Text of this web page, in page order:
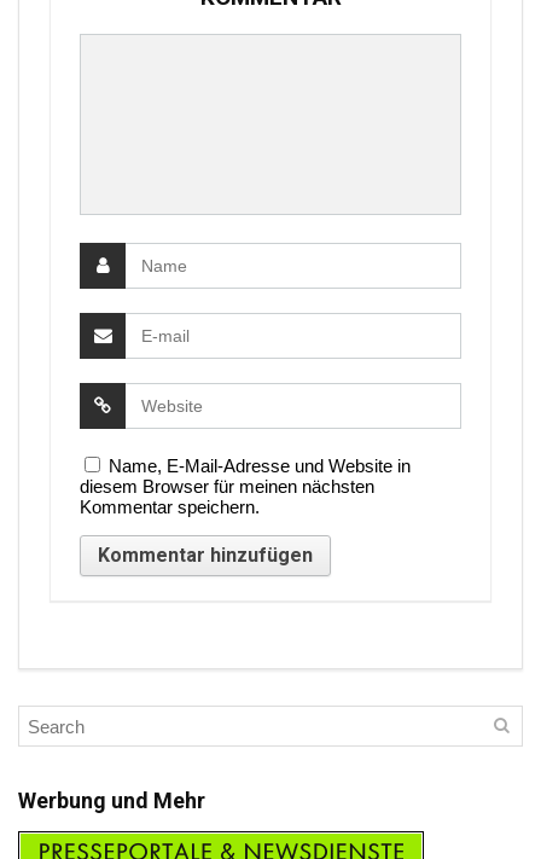
Name, E-Mail-Adresse und Website in
diesem Browser für meinen nächsten
Kommentar speichern.
Werbung und Mehr